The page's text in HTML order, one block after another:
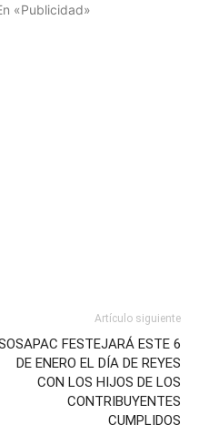
«Publicidad»
Artículo siguiente
FESTEJARÁ ESTE 6
DE ENERO EL DÍA DE REYES
CON LOS HIJOS DE LOS
CONTRIBUYENTES
CUMPLIDOS